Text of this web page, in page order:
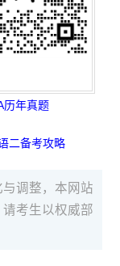
历年真题
二备考攻略
调整，本网站
考生以权威部